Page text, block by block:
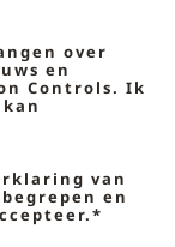
over
en
Controls. Ik
van
en